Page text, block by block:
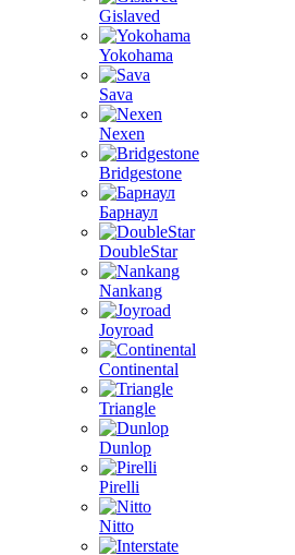
Gislaved
Yokohama
Sava
Nexen
Bridgestone
Барнаул
DoubleStar
Nankang
Joyroad
Continental
Triangle
Dunlop
Pirelli
Nitto